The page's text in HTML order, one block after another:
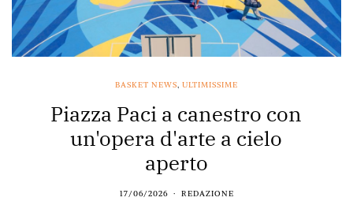
BASKET NEWS, ULTIMISSIME
Piazza Paci a canestro con
un'opera d'arte a cielo
aperto
17/06/2026 REDAZIONE